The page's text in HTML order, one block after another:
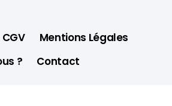
CGV
Mentions Légales
?
Contact